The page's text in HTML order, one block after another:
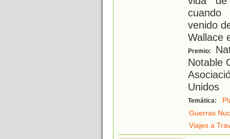
cuando
venido
Wallace
Premio:
Notable
Unidos
Temática:
Guerras
Viajes a